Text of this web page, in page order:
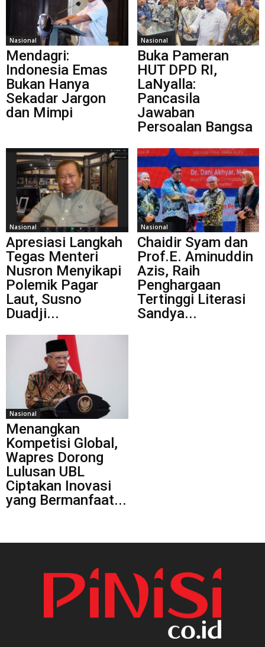
Nasional
Mendagri:
Indonesia Emas
Bukan Hanya
Sekadar Jargon
dan Mimpi
Nasional
Buka Pameran
HUT DPD RI,
LaNyalla:
Pancasila
Jawaban
Persoalan Bangsa
Nasional
Apresiasi Langkah
Tegas Menteri
Nusron Menyikapi
Polemik Pagar
Laut, Susno
Duadji...
Nasional
Chaidir Syam dan
Prof.E. Aminuddin
Azis, Raih
Penghargaan
Tertinggi Literasi
Sandya...
Nasional
Menangkan
Kompetisi Global,
Wapres Dorong
Lulusan UBL
Ciptakan Inovasi
yang Bermanfaat...